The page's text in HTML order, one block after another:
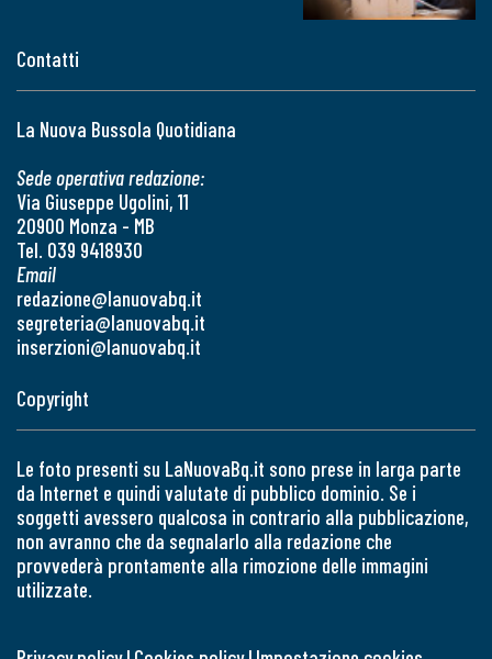
Contatti
La Nuova Bussola Quotidiana
Sede operativa redazione:
Via Giuseppe Ugolini, 11
20900 Monza - MB
Tel. 039 9418930
Email
redazione@lanuovabq.it
segreteria@lanuovabq.it
inserzioni@lanuovabq.it
Copyright
Le foto presenti su LaNuovaBq.it sono prese in larga parte
da Internet e quindi valutate di pubblico dominio. Se i
soggetti avessero qualcosa in contrario alla pubblicazione,
non avranno che da segnalarlo alla redazione che
provvederà prontamente alla rimozione delle immagini
utilizzate.